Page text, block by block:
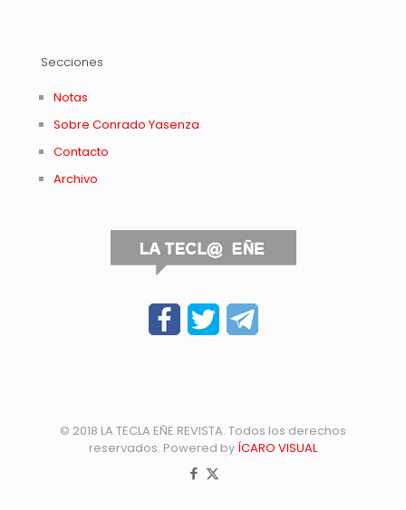
Secciones
Notas
Sobre Conrado Yasenza
Contacto
Archivo
© 2018 LA TECLA EÑE REVISTA. Todos los derechos
reservados. Powered by ÍCARO VISUAL